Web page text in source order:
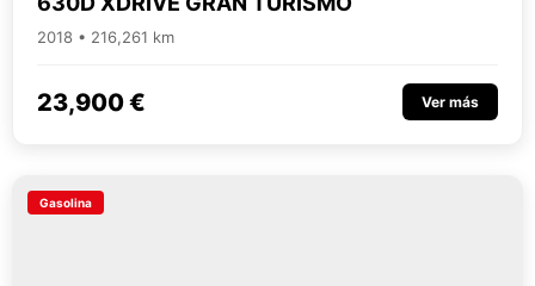
2018 • 216,261 km
23,900 € Ver más
Gasolina